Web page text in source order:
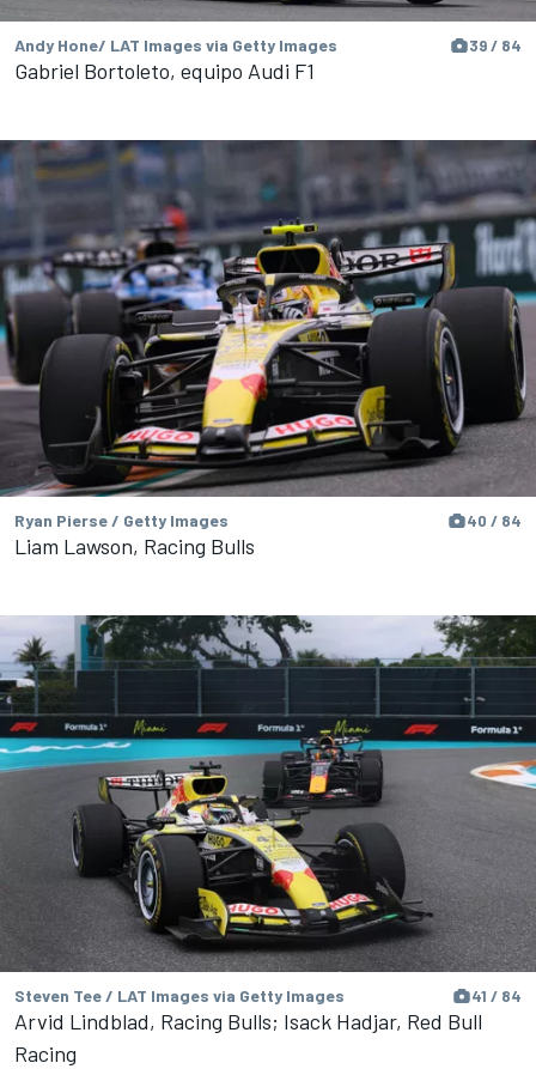
Andy Hone/ LAT Images via Getty Images 39 / 84
Gabriel Bortoleto, equipo Audi F1
Ryan Pierse / Getty Images 40 / 84
Liam Lawson, Racing Bulls
Steven Tee / LAT Images via Getty Images 41 / 84
Arvid Lindblad, Racing Bulls; Isack Hadjar, Red Bull
Racing